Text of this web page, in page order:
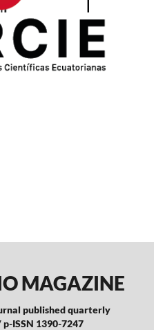
MAGAZINE
published quarterly
ISSN 1390-7247